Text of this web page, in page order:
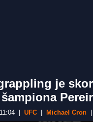
je
UFC Michael Cron